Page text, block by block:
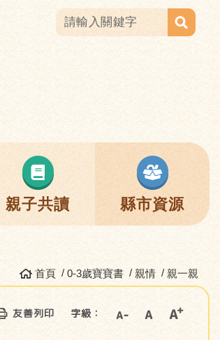
親子共讀 縣市資源
首頁 0-3歲寶寶書 親情 親一親
友善列印 字級：